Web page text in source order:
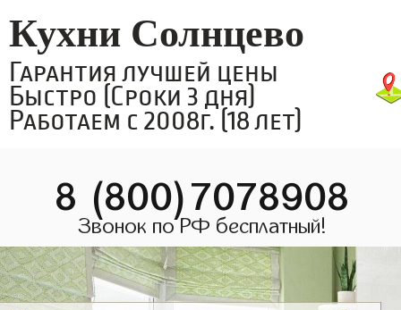
Кухни Солнцево
Гарантия лучшей цены
Быстро (Сроки 3 дня)
Работаем с 2008г. (18 лет)
8 (800)7078908
Звонок по РФ бесплатный!